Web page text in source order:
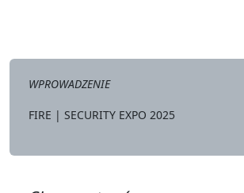
WPROWADZENIE
FIRE | SECURITY EXPO 2025